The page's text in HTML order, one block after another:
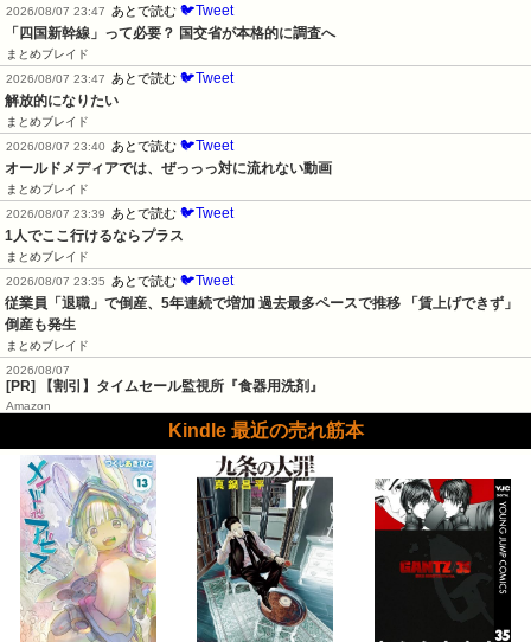
2026/08/07 23:47
あとで読む 🐦Tweet
「四国新幹線」って必要？ 国交省が本格的に調査へ
まとめブレイド
2026/08/07 23:47
あとで読む 🐦Tweet
解放的になりたい
まとめブレイド
2026/08/07 23:40
あとで読む 🐦Tweet
オールドメディアでは、ぜっっっ対に流れない動画
まとめブレイド
2026/08/07 23:39
あとで読む 🐦Tweet
1人でここ行けるならプラス
まとめブレイド
2026/08/07 23:35
あとで読む 🐦Tweet
従業員「退職」で倒産、5年連続で増加 過去最多ペースで推移 「賃上げできず」
倒産も発生
まとめブレイド
2026/08/07
[PR] 【割引】タイムセール監視所『食器用洗剤』
Amazon
Kindle 最近の売れ筋本